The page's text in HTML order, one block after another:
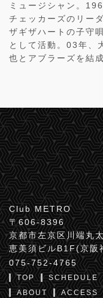
ミュージシャン。
チェッカーズのリー
ザギザハートの子守
として活動。03年、
也とアブラーズを結成
Club METRO
〒606-8396
京都市左京区川端丸
恵美須ビルB1F(京阪
075-752-4765
TOP SCHEDULE
ABOUT
ACCESS